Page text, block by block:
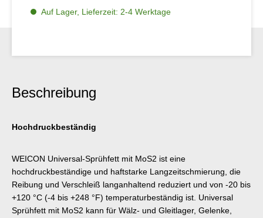
Auf Lager, Lieferzeit: 2-4 Werktage
Beschreibung
Hochdruckbeständig
WEICON Universal-Sprühfett mit MoS2 ist eine
hochdruckbeständige und haftstarke Langzeitschmierung, die
Reibung und Verschleiß langanhaltend reduziert und von -20 bis
+120 °C (-4 bis +248 °F) temperaturbeständig ist. Universal
Sprühfett mit MoS2 kann für Wälz- und Gleitlager, Gelenke,